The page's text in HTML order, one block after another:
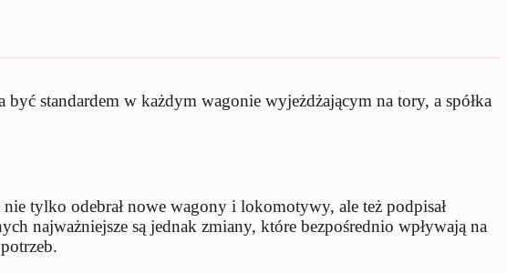
standardem w każdym wagonie wyjeżdżającym na tory, a spółka
tylko odebrał nowe wagony i lokomotywy, ale też podpisał
najważniejsze są jednak zmiany, które bezpośrednio wpływają na